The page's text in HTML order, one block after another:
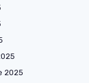
2025